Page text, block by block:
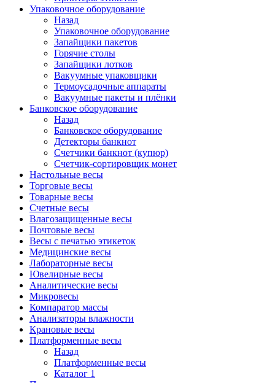
Упаковочное оборудование
Назад
Упаковочное оборудование
Запайщики пакетов
Горячие столы
Запайщики лотков
Вакуумные упаковщики
Термоусадочные аппараты
Вакуумные пакеты и плёнки
Банковское оборудование
Назад
Банковское оборудование
Детекторы банкнот
Cчетчики банкнот (купюр)
Счетчик-сортировщик монет
Настольные весы
Торговые весы
Товарные весы
Счетные весы
Влагозащищенные весы
Почтовые весы
Весы с печатью этикеток
Медицинские весы
Лабораторные весы
Ювелирные весы
Аналитические весы
Микровесы
Компаратор массы
Анализаторы влажности
Крановые весы
Платформенные весы
Назад
Платформенные весы
Каталог 1